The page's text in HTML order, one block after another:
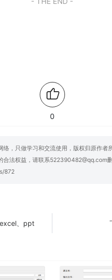
0
，只做学习和交流使用，版权归原作
法权益，请联系522390482@qq.com
872
、ppt